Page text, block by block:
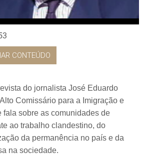
CONTEÚDO
do jornalista José Eduardo
Comissário para a Imigração e
fala sobre as comunidades de
ao trabalho clandestino, do
da permanência no país e da
na sociedade.